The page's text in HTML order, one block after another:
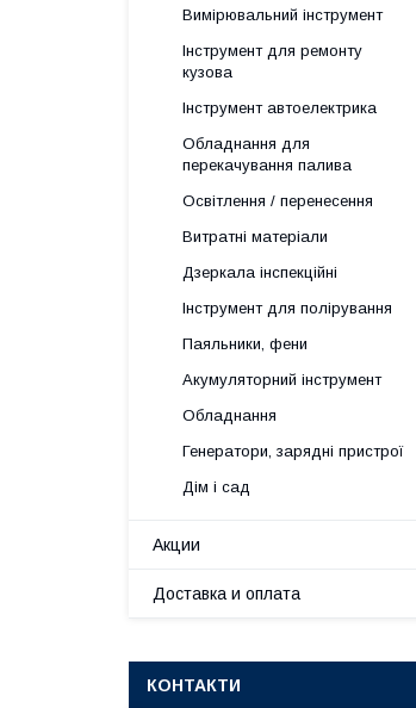
Вимірювальний інструмент
Інструмент для ремонту
кузова
Інструмент автоелектрика
Обладнання для
перекачування палива
Освітлення / перенесення
Витратні матеріали
Дзеркала інспекційні
Інструмент для полірування
Паяльники, фени
Акумуляторний інструмент
Обладнання
Генератори, зарядні пристрої
Дім і сад
Акции
Доставка и оплата
КОНТАКТИ